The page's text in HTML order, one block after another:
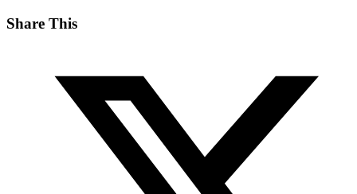
Share This